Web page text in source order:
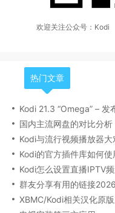
欢迎关注公众号：Kodi
热门文章
Kodi 21.3 “Omega” – 发
国内主流网盘的对比分析
Kodi与流行视频播放器
Kodi的官方插件库如何使
Kodi怎么设置直播IPTV
群友分享有用的链接
XBMC/Kodi相关汉化原